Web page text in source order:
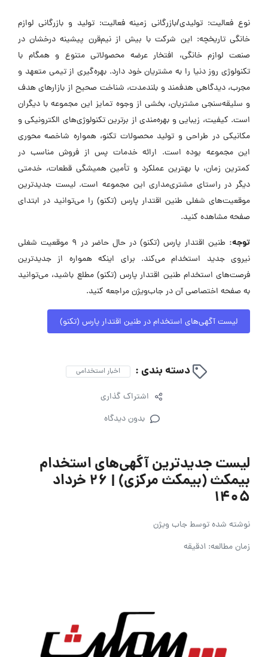
نوع فعالیت: تولیدی/بازرگانی زمینه فعالیت: تولید و بازرگانی لوازم
خانگی تاریخچه: این شرکت با بیش از نیم‌قرن پیشینه درخشان در
صنعت لوازم خانگی، افتخار عرضه محصولاتی متنوع و همگام با
تکنولوژی روز دنیا را به مشتریان خود دارد. بهره‌گیری از تیمی متعهد و
مجرب، دیدگاهی هدفمند و بلندمدت، شناخت صحیح از بازارهای هدف
و سلیقه‌سنجی مشتریان، بخشی از وجوه تمایز این مجموعه با دیگران
است. کیفیت، زیبایی و بهره‌مندی از برترین تکنولوژی‌های الکترونیکی و
مکانیکی در طراحی و تولید محصولات تکنو، همواره شاخصه محوری
این مجموعه بوده است. ارائه خدمات پس از فروش مناسب در
کمترین زمان، با بهترین عملکرد و تأمین همیشگی قطعات، خدمتی
دیگر در راستای مشتری‌مداری این مجموعه است. لیست جدیدترین
موقعیت‌های شغلی طنین اقتدار پارس (تکنو) را می‌توانید در ابتدای
صفحه مشاهده کنید.
توجه:
طنین اقتدار پارس (تکنو) در حال حاضر در ۹ موقعیت شغلی
نیروی جدید استخدام می‌کند. برای اینکه همواره از جدیدترین
فرصت‌های استخدام طنین اقتدار پارس (تکنو) مطلع باشید، می‌توانید
به صفحه اختصاصی آن در جاب‌ویژن مراجعه کنید.
لیست آگهی‌های استخدام در طنین اقتدار پارس (تکنو)
دسته بندی : اخبار استخدامی
اشتراک گذاری
بدون دیدگاه
لیست جدیدترین آگهی‌های استخدام
بیمکث (بیمکث مرکزی) | ۲۶ خرداد
۱۴۰۵
نوشته شده توسطجاب ویژن
زمان مطالعه: 1دقیقه